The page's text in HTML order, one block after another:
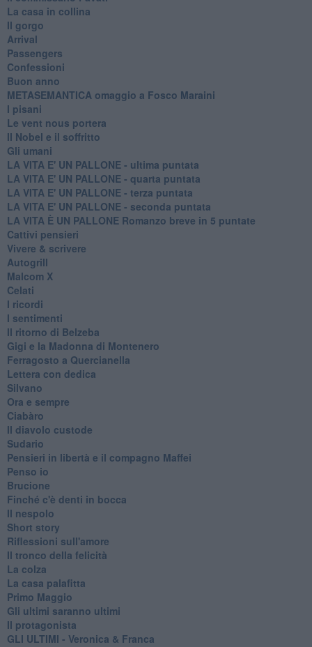
La casa in collina
Il gorgo
Arrival
Passengers
Confessioni
Buon anno
METASEMANTICA omaggio a Fosco Maraini
I pisani
Le vent nous portera
Il Nobel e il soffritto
Gli umani
LA VITA E' UN PALLONE - ultima puntata
LA VITA E' UN PALLONE - quarta puntata
LA VITA E' UN PALLONE - terza puntata
LA VITA E' UN PALLONE - seconda puntata
LA VITA È UN PALLONE Romanzo breve in 5 puntate
Cattivi pensieri
Vivere & scrivere
Autogrill
Malcom X
Celati
I ricordi
I sentimenti
Il ritorno di Belzeba
Gigi e la Madonna di Montenero
Ferragosto a Quercianella
Lettera con dedica
Silvano
Ora e sempre
Ciabàro
Il diavolo custode
Sudario
Pensieri in libertà e il compagno Maffei
Penso io
Brucione
Finché c'è denti in bocca
Il nespolo
Short story
Riflessioni sull'amore
Il tronco della felicità
La colza
La casa palafitta
Primo Maggio
Gli ultimi saranno ultimi
Il protagonista
GLI ULTIMI - Veronica & Franca